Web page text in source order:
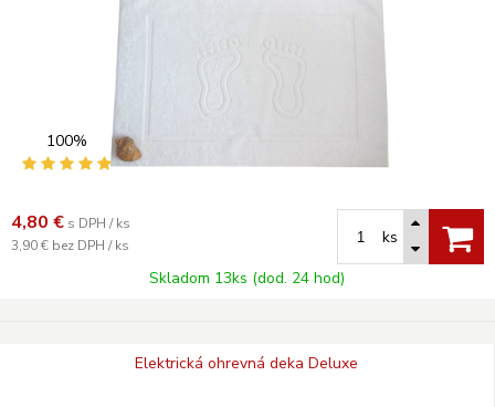
100%
4,80 € s DPH / ks
3,90 € bez DPH / ks
ks
Skladom 13ks (dod. 24 hod)
Elektrická ohrevná deka Deluxe